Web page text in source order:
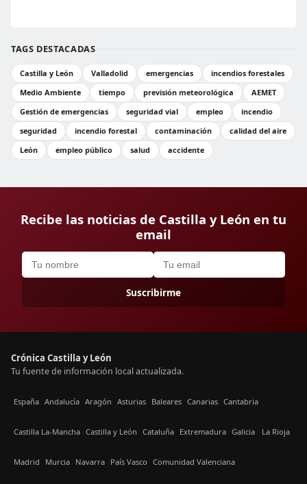
TAGS DESTACADAS
Castilla y León Valladolid emergencias
incendios forestales
Medio Ambiente
tiempo previsión meteorológica
AEMET
Gestión de emergencias
seguridad vial empleo
incendio
seguridad
incendio forestal contaminación
calidad del aire
León
empleo público salud accidente
Recibe las noticias de Castilla y León en tu
email
Suscribirme
Crónica Castilla y León
Tu fuente de información local actualizada.
España Andalucía Aragón Asturias Baleares Canarias Cantabria
Castilla La-Mancha Castilla y León Cataluña Extremadura Galicia La Rioja
Madrid Murcia Navarra País Vasco Comunidad Valenciana